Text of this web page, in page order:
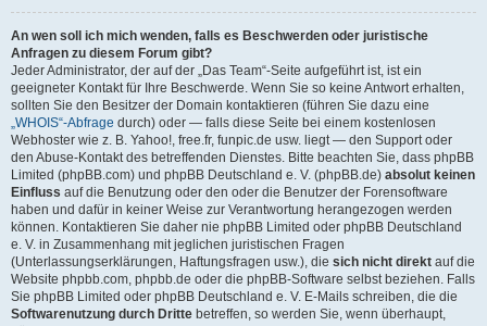
An wen soll ich mich wenden, falls es Beschwerden oder juristische
Anfragen zu diesem Forum gibt?
Jeder Administrator, der auf der „Das Team“-Seite aufgeführt ist, ist ein
geeigneter Kontakt für Ihre Beschwerde. Wenn Sie so keine Antwort erhalten,
sollten Sie den Besitzer der Domain kontaktieren (führen Sie dazu eine
„WHOIS“-Abfrage durch) oder — falls diese Seite bei einem kostenlosen
Webhoster wie z. B. Yahoo!, free.fr, funpic.de usw. liegt — den Support oder
den Abuse-Kontakt des betreffenden Dienstes. Bitte beachten Sie, dass phpBB
Limited (phpBB.com) und phpBB Deutschland e. V. (phpBB.de) absolut keinen
Einfluss auf die Benutzung oder den oder die Benutzer der Forensoftware
haben und dafür in keiner Weise zur Verantwortung herangezogen werden
können. Kontaktieren Sie daher nie phpBB Limited oder phpBB Deutschland
e. V. in Zusammenhang mit jeglichen juristischen Fragen
(Unterlassungserklärungen, Haftungsfragen usw.), die sich nicht direkt auf die
Website phpbb.com, phpbb.de oder die phpBB-Software selbst beziehen. Falls
Sie phpBB Limited oder phpBB Deutschland e. V. E-Mails schreiben, die die
Softwarenutzung durch Dritte betreffen, so werden Sie, wenn überhaupt,